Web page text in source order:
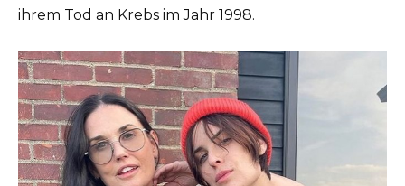
ihrem Tod an Krebs im Jahr 1998.